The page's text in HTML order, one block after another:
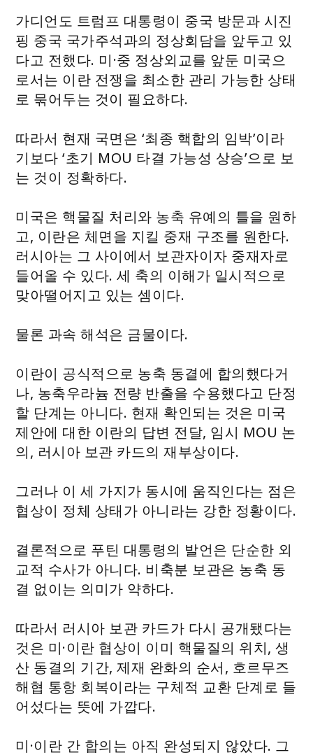
가디언도 트럼프 대통령이 중국 방문과 시진
핑 중국 국가주석과의 정상회담을 앞두고 있
다고 전했다. 미·중 정상외교를 앞둔 미국으
로서는 이란 전쟁을 최소한 관리 가능한 상태
로 묶어두는 것이 필요하다.
따라서 현재 국면은 ‘최종 핵합의 임박’이라
기보다 ‘초기 MOU 타결 가능성 상승’으로 보
는 것이 정확하다.
미국은 핵물질 처리와 농축 유예의 틀을 원하
고, 이란은 체면을 지킬 중재 구조를 원한다.
러시아는 그 사이에서 보관자이자 중재자로
들어올 수 있다. 세 축의 이해가 일시적으로
맞아떨어지고 있는 셈이다.
물론 과속 해석은 금물이다.
이란이 공식적으로 농축 동결에 합의했다거
나, 농축우라늄 전량 반출을 수용했다고 단정
할 단계는 아니다. 현재 확인되는 것은 미국
제안에 대한 이란의 답변 전달, 임시 MOU 논
의, 러시아 보관 카드의 재부상이다.
그러나 이 세 가지가 동시에 움직인다는 점은
협상이 정체 상태가 아니라는 강한 정황이다.
결론적으로 푸틴 대통령의 발언은 단순한 외
교적 수사가 아니다. 비축분 보관은 농축 동
결 없이는 의미가 약하다.
따라서 러시아 보관 카드가 다시 공개됐다는
것은 미·이란 협상이 이미 핵물질의 위치, 생
산 동결의 기간, 제재 완화의 순서, 호르무즈
해협 통항 회복이라는 구체적 교환 단계로 들
어섰다는 뜻에 가깝다.
미·이란 간 합의는 아직 완성되지 않았다. 그